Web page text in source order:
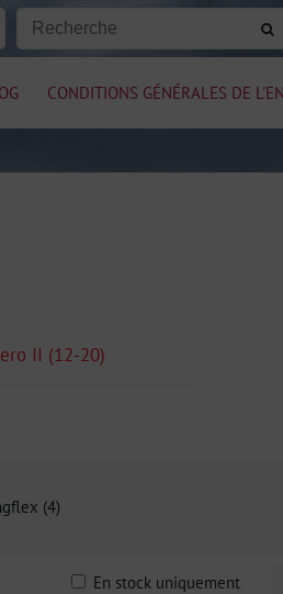
CONDITIONS GÉNÉRALES DE
II (12-20)
(4)
En stock uniquement